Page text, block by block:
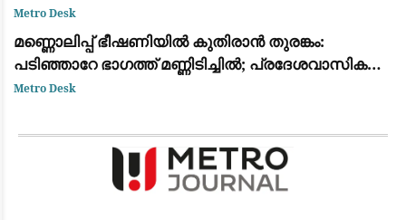
ഏജൻസികൾക്കും കർശന നിയന്ത്രണങ്ങളുമായി
ആർ.ബി.ഐ
Metro Desk
മണ്ണൊലിപ്പ് ഭീഷണിയിൽ കുതിരാൻ തുരങ്കം:
പടിഞ്ഞാറേ ഭാഗത്ത് മണ്ണിടിച്ചിൽ; പ്രദേശവാസികളും
യാത്രക്കാരും ആശങ്കയിൽ
Metro Desk